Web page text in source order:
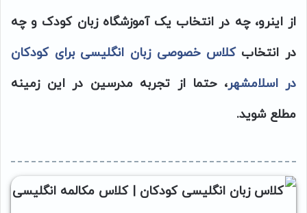
از اینرو، چه در انتخاب یک آموزشگاه زبان کودک و چه
در انتخابکلاس خصوصی زبان انگلیسی برای کودکان
در اسلامشهر، حتما از تجربه مدرسین در این زمینه
مطلع شوید.